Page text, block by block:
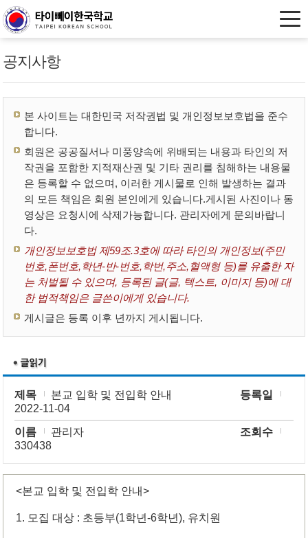
공지사항
본 사이트는 대한민국 저작권법 및 개인정보보호법을 준수
합니다.
회원은 공공질서나 미풍양속에 위배되는 내용과 타인의 저
작권을 포함한 지적재산권 및 기타 권리를 침해하는 내용물
은 등록할 수 없으며, 이러한 게시물로 인해 발생하는 결과
의 모든 책임은 회원 본인에게 있습니다.게시된 사진이나 동
영상은 요청시에 삭제가능합니다. 관리자에게 문의바랍니
다.
개인정보보호법 제59조.3호에 따라 타인의 개인정보(주민
번호,폰번호,학년-반-번호,학번,주소,혈액형 등)를 유출한 자
는 처벌될 수 있으며, 등록된 글(글, 텍스트, 이미지 등)에 대
한 법적책임은 글쓴이에게 있습니다.
게시글은 등록 이후 년까지 게시됩니다.
제목 본교 입학 및 전입학 안내
등록일
2022-11-04
이름
관리자
조회수
330438
<본교 입학 및 전입학 안내>
1. 모집 대상 : 초등부(1학년-6학년), 유치원